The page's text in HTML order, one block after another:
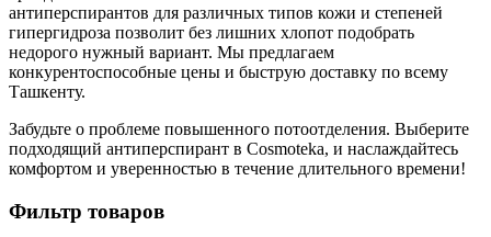
антиперспирантов для различных типов кожи и степеней
гипергидроза позволит без лишних хлопот подобрать
недорого нужный вариант. Мы предлагаем
конкурентоспособные цены и быструю доставку по всему
Ташкенту.
Забудьте о проблеме повышенного потоотделения. Выберите
подходящий антиперспирант в Cosmoteka, и наслаждайтесь
комфортом и уверенностью в течение длительного времени!
Фильтр товаров